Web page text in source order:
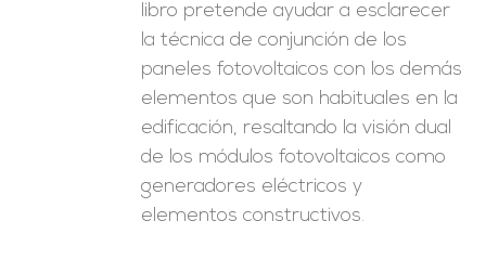
libro pretende ayudar a esclarecer
la técnica de conjunción de los
paneles fotovoltaicos con los demás
elementos que son habituales en la
edificación, resaltando la visión dual
de los módulos fotovoltaicos como
generadores eléctricos y
elementos constructivos.